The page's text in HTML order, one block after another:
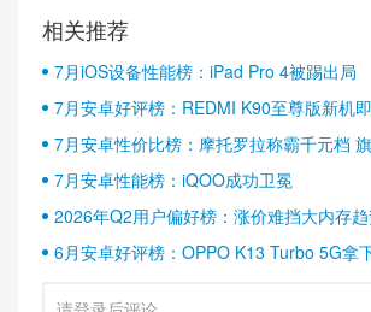
相关推荐
7月iOS设备性能榜：iPad Pro 4被踢出局
7月安卓好评榜：REDMI K90至尊版新机
半壁江山
7月安卓性价比榜：摩托罗拉称霸千元档
7月安卓性能榜：iQOO成功卫冕
2026年Q2用户偏好榜：涨价难挡大内存
6月安卓好评榜：OPPO K13 Turbo 5G拿